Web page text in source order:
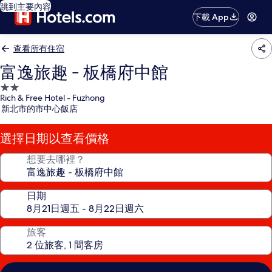
跳到主要內容
下載 App
查看所有住宿
富逸旅趣 - 板橋府中館
2.0
星
級
住
宿
Rich & Free Hotel - Fuzhong
新北市的市中心飯店
選擇日期以查看價格
想要去哪裡？
日期
旅客